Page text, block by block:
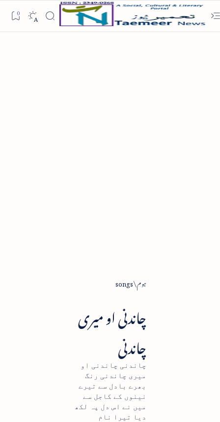
ہوم songs
چاندنی او میری
چاندنی
چاندنی چاندنی او
میری چاندنی رنگ
بھرے بادل سے تیرے
نینوں کے کاجل سے
میں نے اس دل پہ لکھ
دیا تیرا نام